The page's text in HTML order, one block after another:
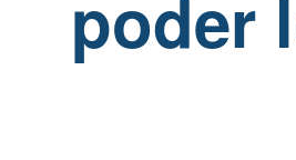
poder